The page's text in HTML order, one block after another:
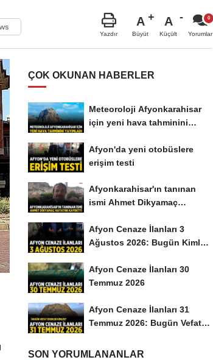
Yazdır
A
Büyüt
A
Küçült Yorumlar
ÇOK OKUNAN HABERLER
Meteoroloji Afyonkarahisar
için yeni hava tahminini
Afyon'da yeni otobüslere
erişim testi
Afyonkarahisar'ın tanınan
ismi Ahmet Dikyamaç
Afyon Cenaze İlanları 3
Ağustos 2026: Bugün Kimler
Afyon Cenaze İlanları 30
Temmuz 2026
Afyon Cenaze İlanları 31
Temmuz 2026: Bugün Vefat
SON YORUMLANANLAR